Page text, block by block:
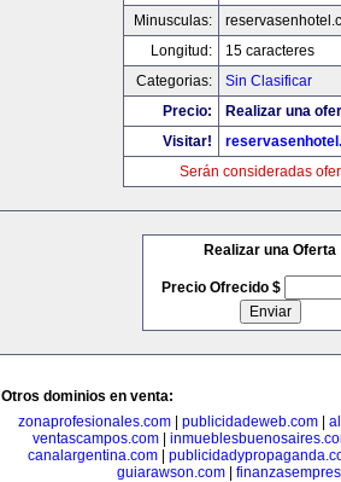
Minusculas:
Longitud:
15 caracteres
Categorias:
Sin Clasificar
Precio:
Realizar una
Visitar!
Serán consideradas
Realizar una Oferta
Precio Ofrecido $
Otros dominios en venta:
zonaprofesionales.com| publicidadeweb.com|
ventascampos.com
canalargentina.com|
guiarawson.com|